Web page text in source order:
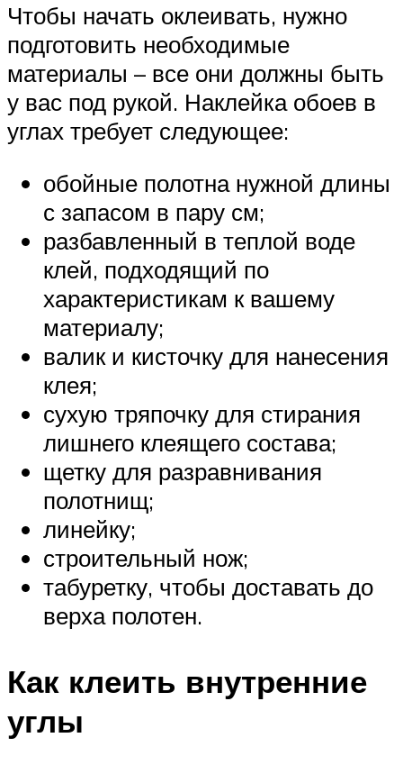
Чтобы начать оклеивать, нужно
подготовить необходимые
материалы – все они должны быть
у вас под рукой. Наклейка обоев в
углах требует следующее:
обойные полотна нужной длины
с запасом в пару см;
разбавленный в теплой воде
клей, подходящий по
характеристикам к вашему
материалу;
валик и кисточку для нанесения
клея;
сухую тряпочку для стирания
лишнего клеящего состава;
щетку для разравнивания
полотнищ;
линейку;
строительный нож;
табуретку, чтобы доставать до
верха полотен.
Как клеить внутренние
углы